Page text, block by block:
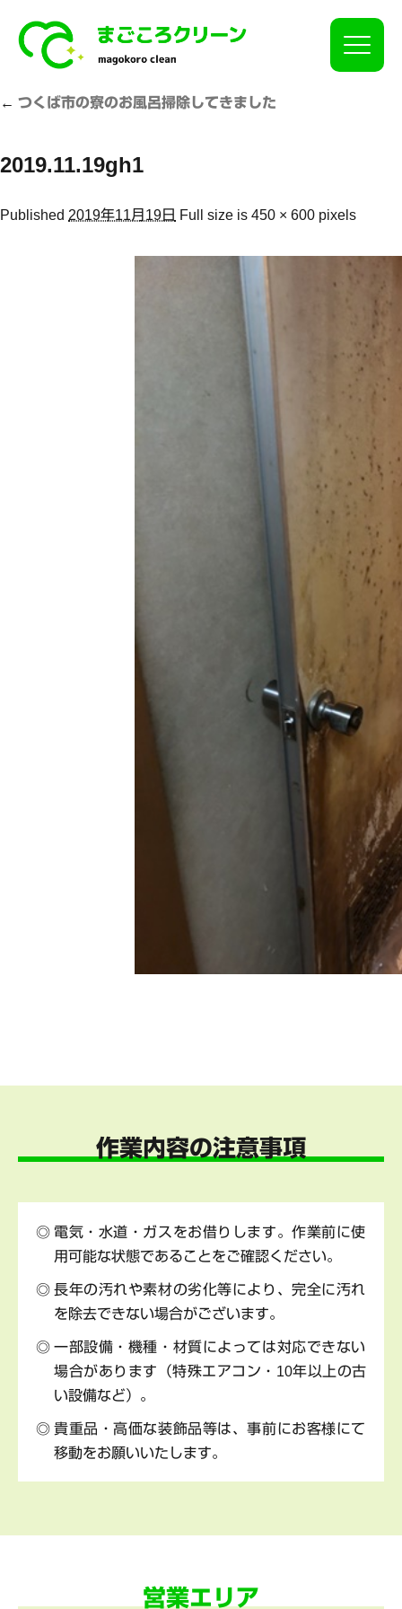
Click
← つくば市の寮のお風呂掃除してきました
2019.11.19gh1
Published 2019年11月19日 Full size is 450 × 600 pixels
作業内容の注意事項
電気・水道・ガスをお借りします。作業前に使
用可能な状態であることをご確認ください。
長年の汚れや素材の劣化等により、完全に汚れ
を除去できない場合がございます。
一部設備・機種・材質によっては対応できない
場合があります（特殊エアコン・10年以上の古
い設備など）。
貴重品・高価な装飾品等は、事前にお客様にて
移動をお願いいたします。
営業エリア